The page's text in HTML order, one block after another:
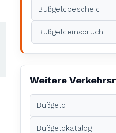
Bußgeldbescheid
Bußgeldeinspruch
Weitere
Bußgeld
Bußgeldkatalog